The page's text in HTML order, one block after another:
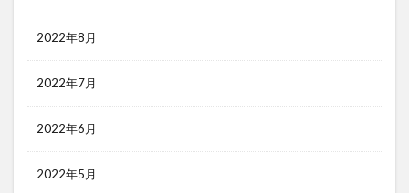
2022年8月
2022年7月
2022年6月
2022年5月